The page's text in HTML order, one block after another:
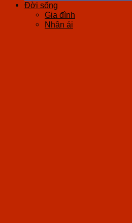
Đời sống
Gia đình
Nhân ái